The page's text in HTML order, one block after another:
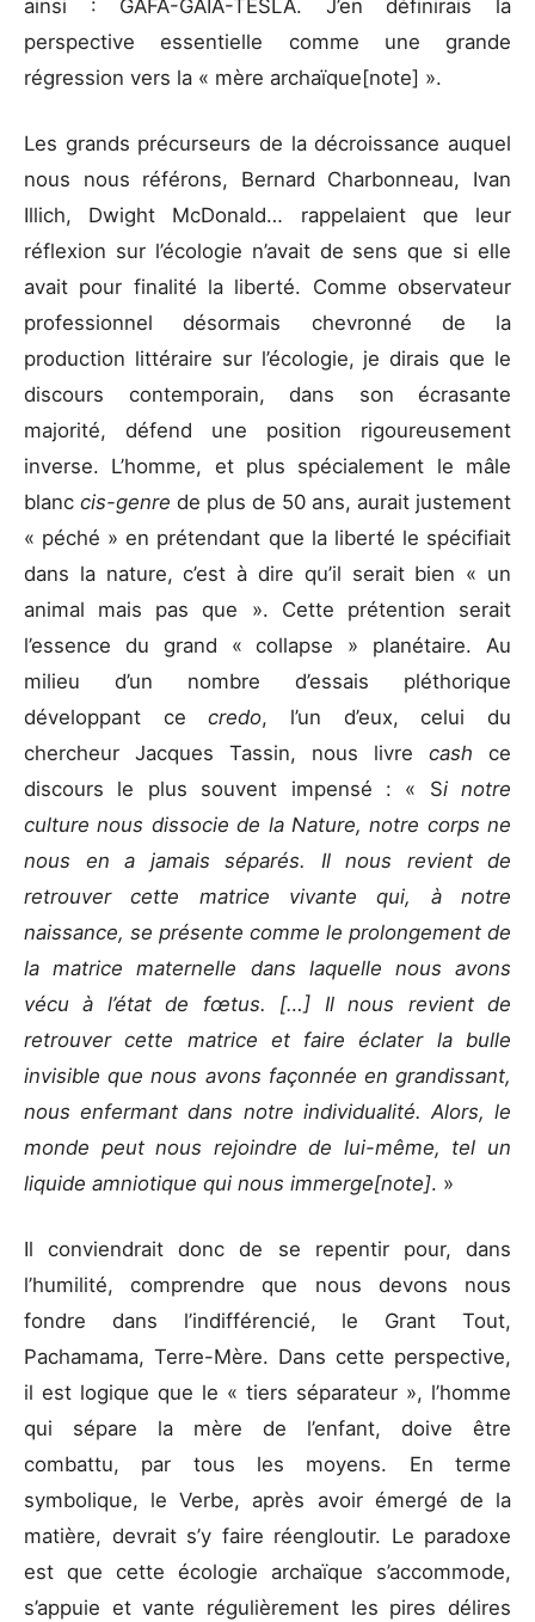
ainsi : GAFA-GAÏA-TESLA. J’en définirais la
perspective essentielle comme une grande
régression vers la « mère archaïque[note] ».
Les grands précurseurs de la décroissance auquel
nous nous référons, Bernard Charbonneau, Ivan
Illich, Dwight McDonald… rappelaient que leur
réflexion sur l’écologie n’avait de sens que si elle
avait pour finalité la liberté. Comme observateur
professionnel désormais chevronné de la
production littéraire sur l’écologie, je dirais que le
discours contemporain, dans son écrasante
majorité, défend une position rigoureusement
inverse. L’homme, et plus spécialement le mâle
blanc cis-genre de plus de 50 ans, aurait justement
« péché » en prétendant que la liberté le spécifiait
dans la nature, c’est à dire qu’il serait bien « un
animal mais pas que ». Cette prétention serait
l’essence du grand « collapse » planétaire. Au
milieu d’un nombre d’essais pléthorique
développant cecredo, l’un d’eux, celui du
chercheur Jacques Tassin, nous livre cash ce
discours le plus souvent impensé : « Si notre
culture nous dissocie de la Nature, notre corps ne
nous en a jamais séparés. Il nous revient de
retrouver cette matrice vivante qui, à notre
naissance, se présente comme le prolongement de
la matrice maternelle dans laquelle nous avons
vécu à l’état de fœtus. […] Il nous revient de
retrouver cette matrice et faire éclater la bulle
invisible que nous avons façonnée en grandissant,
nous enfermant dans notre individualité. Alors, le
monde peut nous rejoindre de lui-même, tel un
liquide amniotique qui nous immerge[note]. »
Il conviendrait donc de se repentir pour, dans
l’humilité, comprendre que nous devons nous
fondre dans l’indifférencié, le Grant Tout,
Pachamama, Terre-Mère. Dans cette perspective,
il est logique que le « tiers séparateur », l’homme
qui sépare la mère de l’enfant, doive être
combattu, par tous les moyens. En terme
symbolique, le Verbe, après avoir émergé de la
matière, devrait s’y faire réengloutir. Le paradoxe
est que cette écologie archaïque s’accommode,
s’appuie et vante régulièrement les pires délires